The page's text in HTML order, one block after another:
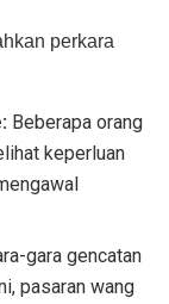
perkara
Beberapa orang
keperluan
gara gencatan
pasaran wang